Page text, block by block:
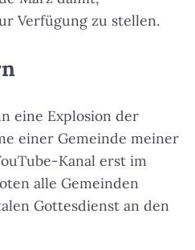
Verfügung zu stellen.
eine Explosion der
einer Gemeinde meiner
Kanal erst im
alle Gemeinden
Gottesdienst an den